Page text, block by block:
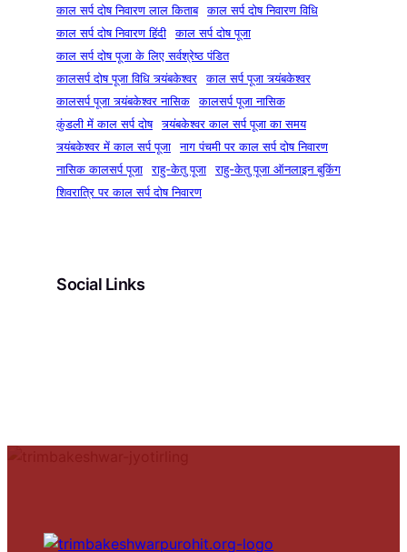
काल सर्प दोष निवारण लाल किताब
काल सर्प दोष निवारण विधि
काल सर्प दोष निवारण हिंदी
काल सर्प दोष पूजा
काल सर्प दोष पूजा के लिए सर्वश्रेष्ठ पंडित
कालसर्प दोष पूजा विधि त्र्यंबकेश्वर
काल सर्प पूजा त्र्यंबकेश्वर
कालसर्प पूजा त्र्यंबकेश्वर नासिक
कालसर्प पूजा नासिक
कुंडली में काल सर्प दोष
त्र्यंबकेश्वर काल सर्प पूजा का समय
त्र्यंबकेश्वर में काल सर्प पूजा
नाग पंचमी पर काल सर्प दोष निवारण
नासिक कालसर्प पूजा
राहु-केतु पूजा
राहु-केतु पूजा ऑनलाइन बुकिंग
शिवरात्रि पर काल सर्प दोष निवारण
Social Links